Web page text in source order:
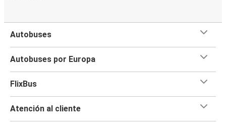
Autobuses
Autobuses por Europa
FlixBus
Atención al cliente